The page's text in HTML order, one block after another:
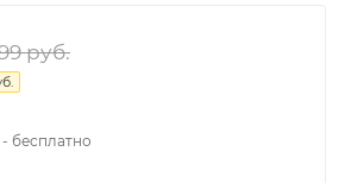
руб.
бесплатно